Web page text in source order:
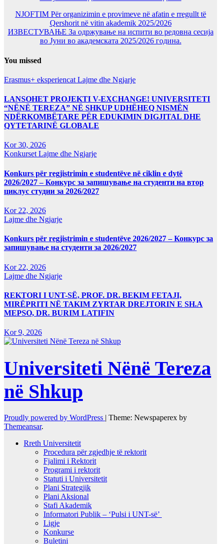
NJOFTIM Për organizimin e provimeve në afatin e rregullt të
Qershorit në vitin akademik 2025/2026
ИЗВЕСТУВАЊЕ За одржување на испити во редовна сесија
во Јуни во академската 2025/2026 година.
You missed
Erasmus+ eksperiencat Lajme dhe Ngjarje
LANSOHET PROJEKTI V-EXCHANGE! UNIVERSITETI
“NËNË TEREZA” NË SHKUP UDHËHEQ NISMËN
NDËRKOMBËTARE PËR EDUKIMIN DIGJITAL DHE
QYTETARINË GLOBALE
Kor 30, 2026
KonkursetLajme dhe Ngjarje
Konkurs për regjistrimin e studentëve në ciklin e dytë
2026/2027 – Конкурс за запишување на студенти на втор
циклус студии за 2026/2027
Kor 22, 2026
Lajme dhe Ngjarje
Konkurs për regjistrimin e studentëve 2026/2027 – Конкурс за
запишување на студенти за 2026/2027
Kor 22, 2026
Lajme dhe Ngjarje
REKTORI I UNT-SË, PROF. DR. BEKIM FETAJI,
MIRËPRITI NË TAKIM ZYRTAR DREJTORIN E SH.A
MEPSO, DR. BURIM LATIFIN
Kor 9, 2026
Universiteti Nënë Tereza
në Shkup
Proudly powered by WordPress | Theme: Newspaperex by
Themeansar.
Rreth Universitetit
Procedura për zgjedhje të rektorit
Fjalimi i Rektorit
Programi i rektorit
Statuti i Universitetit
Plani Strategjik
Plani Aksional
Stafi Akademik
Informatori Publik – ‘Pulsi i UNT-së’
Ligje
Konkurse
Buletini